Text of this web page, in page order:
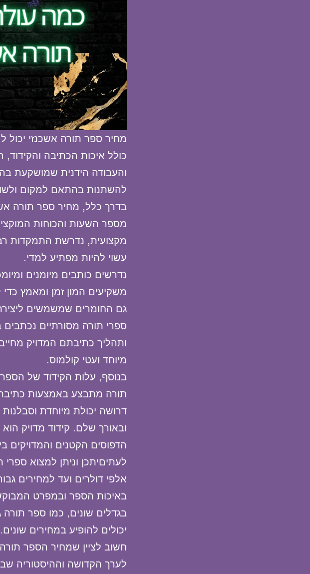
מחיר ספר תורה אשכנזי
כולל איכות הכתיבה
והעבודה הידנית שמושקעת
להשתנות בהתאם למקום
בדרך כלל, מחיר ספר תורה
מספר השעות והכוחות
מקצועית, נדרשת התמקדות
עשוי להיות מפתיע למדי.
נדרשים כותבים מיומנים
משקיעים המון זמן ומאמץ
גם החומרים שמשמשים
ספרי תורה מסורתיים
ותהליך כתיבתם המדויק מחייב
מיוחד ועטי קולמוס.
בנוסף, עלות הקידוד של
תורה מתבצע באמצעות כתיבת
דרושה יכולת מיוחדת
ובאורך שלם. קידוד מדויק
הדפוסים הקטנים והמדויקים
לעתיםיתכן וניתן למצוא
אלפי דולרים ועד למחירים
באיכות הספר ובמפרט
בגדלים שונים, כמו ספר תורה
יכולים להופיע במחירים שונים.
חשוב לציין שמחיר הספר
לערך הקדושה וההיסטוריה